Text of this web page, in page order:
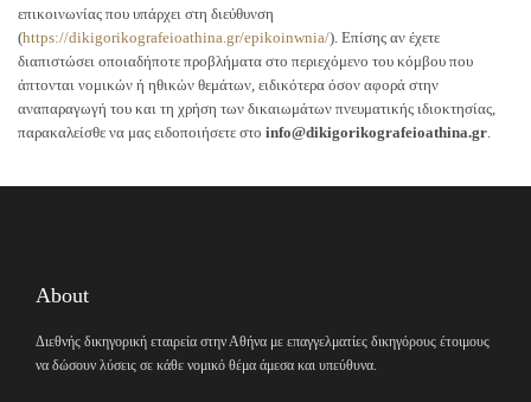
επικοινωνίας που υπάρχει στη διεύθυνση
(https://dikigorikografeioathina.gr/epikoinwnia/). Επίσης αν έχετε
διαπιστώσει οποιαδήποτε προβλήματα στο περιεχόμενο του κόμβου που
άπτονται νομικών ή ηθικών θεμάτων, ειδικότερα όσον αφορά στην
αναπαραγωγή του και τη χρήση των δικαιωμάτων πνευματικής ιδιοκτησίας,
παρακαλείσθε να μας ειδοποιήσετε στο info@dikigorikografeioathina.gr
About
Διεθνής δικηγορική εταιρεία στην Αθήνα με επαγγελματίες δικηγόρους έτοιμους
να δώσουν λύσεις σε κάθε νομικό θέμα άμεσα και υπεύθυνα.